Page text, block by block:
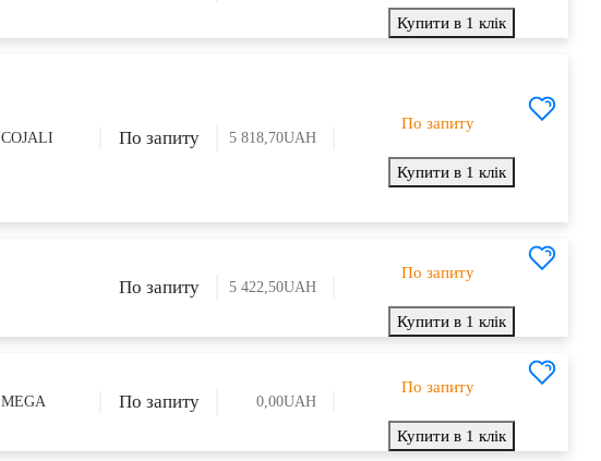
Купити в 1 клік
COJALI По запиту UAH
5 818,70
По запиту
Купити в 1 клік
По запиту UAH
5 422,50
По запиту
Купити в 1 клік
MEGA По запиту UAH
0,00
По запиту
Купити в 1 клік